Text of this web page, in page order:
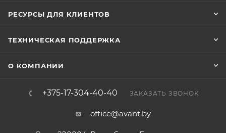
РЕСУРСЫ ДЛЯ КЛИЕНТОВ
ТЕХНИЧЕСКАЯ ПОДДЕРЖКА
О КОМПАНИИ
+375-17-304-40-40 ЗАКАЗАТЬ ЗВОНОК
office@avant.by